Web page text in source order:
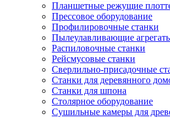
Планшетные режущие
Прессовое оборудование
Профилировочные станки
Пылеулавливающие
Распиловочные станки
Рейсмусовые станки
Сверлильно-присадочные
Станки для деревянного
Станки для шпона
Столярное оборудование
Сушильные камеры для